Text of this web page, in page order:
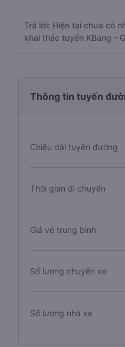
Trả lời: Hiện tại chưa có
khai thác tuyến KBang -
Thông tin tuyến
Chiều dài tuyến đường
Thời gian di chuyển
Giá vé trung bình
Số lượng chuyến xe
Số lượng nhà xe